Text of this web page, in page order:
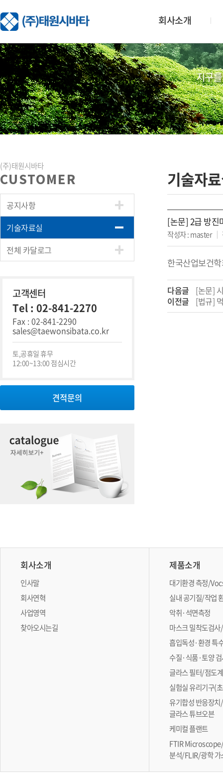
회사소개
지구
(주)태원시바타
CUSTOMER
공지사항
기술자료실
전체 카달로그
고객센터
Tel : 02-841-2270
Fax : 02-841-2290
sales@taewonsibata.co.kr
토,공휴일 휴무
12:00~13:00 점심시간
견적문의
기술자
[논문] 2급 방진
작성자 : master ｜
한국산업보건
다음글
[논문]
이전글
[법규]
회사소개
인사말
회사연혁
사업영역
찾아오시는길
제품소개
대기환경 측정/
실내 공기질/작업
악취·석면측정
마스크 밀착도검
흡입독성·환경 특
수질·식품·토양
글라스 필터/점도
실험실 유리기구(
유기합성 반응장
글라스 튜브오븐
케미컬 플랜트
FTIR
분석/FLIR/광학 가